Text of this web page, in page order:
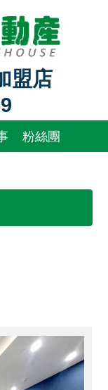
盟店
粉絲團